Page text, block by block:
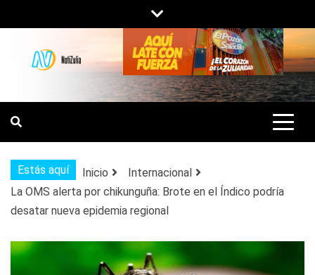
al
contenido
NOTIZULIA
NOTICIAS DEL ZULIA, VENEZUELA Y
DE INTERÉS GENERAL.
Estás aquí Inicio
Internacional
La OMS alerta por chikunguña: Brote en el Índico podría
desatar nueva epidemia regional